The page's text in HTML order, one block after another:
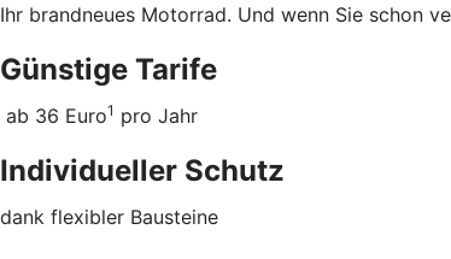
Ihr brandneues Motorrad. Und wenn Sie schon
Günstige Tarife
ab 36 Euro1 pro Jahr
Individueller Schutz
dank flexibler Bausteine